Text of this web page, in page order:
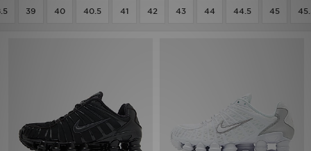
39 40 40.5 41 42 43 44 44.5 45
Tuotemerkit